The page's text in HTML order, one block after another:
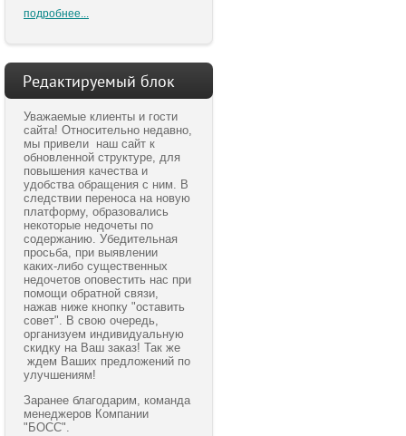
подробнее...
Редактируемый блок
Уважаемые клиенты и гости
сайта! Относительно недавно,
мы привели наш сайт к
обновленной структуре, для
повышения качества и
удобства обращения с ним. В
следствии переноса на новую
платформу, образовались
некоторые недочеты по
содержанию. Убедительная
просьба, при выявлении
каких-либо существенных
недочетов оповестить нас при
помощи обратной связи,
нажав ниже кнопку "оставить
совет". В свою очередь,
организуем индивидуальную
скидку на Ваш заказ! Так же
ждем Ваших предложений по
улучшениям!
Заранее благодарим, команда
менеджеров Компании
"БОСС".